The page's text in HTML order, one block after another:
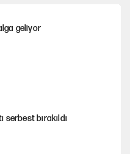
geliyor
serbest bırakıldı